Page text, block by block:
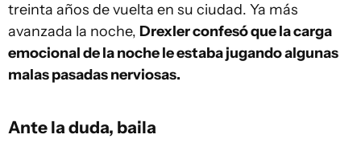
treinta años de vuelta en su ciudad. Ya más
avanzada la noche, Drexler confesó que la carga
emocional de la noche le estaba jugando algunas
malas pasadas nerviosas.
Ante la duda, baila